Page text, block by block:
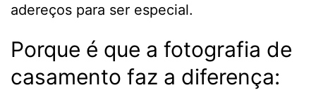
adereços para ser especial.
Porque é que a fotografia de
casamento faz a diferença: